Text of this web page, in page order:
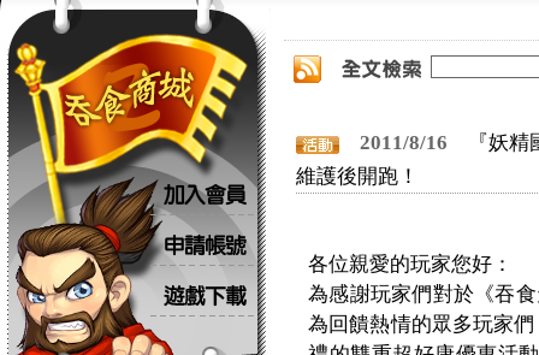
2011/8/16
『妖
維護後開跑！
各位親愛的玩家您好：
為感謝玩家們對於《吞
為回饋熱情的眾多玩家